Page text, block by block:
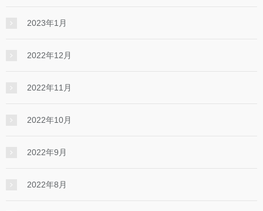
2023年1月
2022年12月
2022年11月
2022年10月
2022年9月
2022年8月